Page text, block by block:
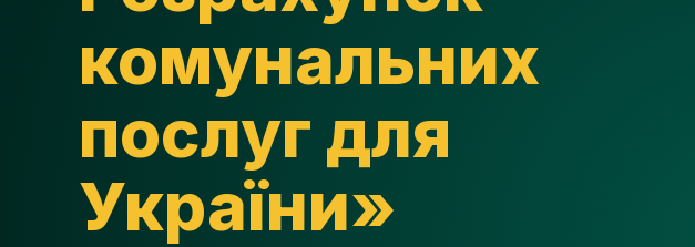
комунальних
послуг для
України»